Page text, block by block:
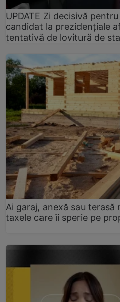
UPDATE Zi decisivă
candidat la prezidențiale
tentativă de lovitură de
Ai garaj, anexă sau terasă
taxele care îi sperie pe